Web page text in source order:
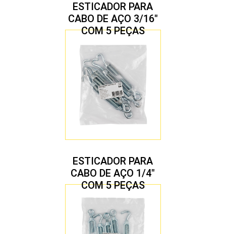
ESTICADOR PARA
CABO DE AÇO 3/16″
COM 5 PEÇAS
ESTICADOR PARA
CABO DE AÇO 1/4″
COM 5 PEÇAS